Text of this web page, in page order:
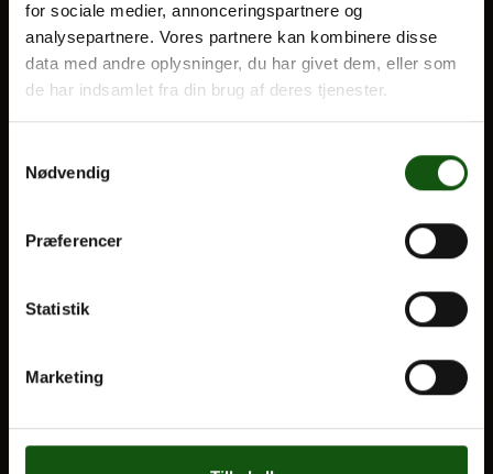
for sociale medier, annonceringspartnere og
analysepartnere. Vores partnere kan kombinere disse
data med andre oplysninger, du har givet dem, eller som
de har indsamlet fra din brug af deres tjenester.
Nødvendig
Præferencer
Statistik
Marketing
Om E.G.
Optagelse
Til forældre
HF
Kontakt
Ferieplan
Tal og Oplysninger